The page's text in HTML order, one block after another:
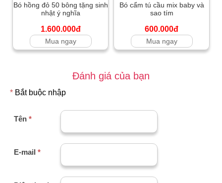
Bó hồng đỏ 50 bông tặng sinh
nhật ý nghĩa
1.600.000đ
Mua ngay
Bó cẩm tú cầu mix baby và
sao tím
600.000đ
Mua ngay
Đánh giá của bạn
* Bắt buộc nhập
Tên *
E-mail *